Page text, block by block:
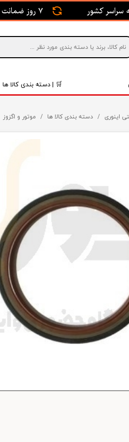
🛒 | دسته بندی کالا ها
موتور و اگزوز
روغن و فیلتر
قطعات داخلی
انتقال قدرت
فرمان، جلوبندی و ترمز
لوازم جانبی و اسپرت
بلبرینگ ماشین
کاسه نمد ماشین
اورینگ ماشین
سراسر کشور 7 روز ضمانت بازگشت
اینوری دسته بندی کالا ها موتور و اگزوز